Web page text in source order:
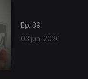
Ep. 39
03 jun. 2020